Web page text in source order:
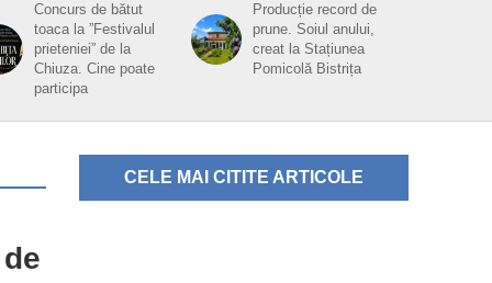
Concurs de bătut
toaca la ”Festivalul
prieteniei” de la
Chiuza. Cine poate
participa
Producție record de
prune. Soiul anului,
creat la Stațiunea
Pomicolă Bistrița
CELE MAI CITITE ARTICOLE